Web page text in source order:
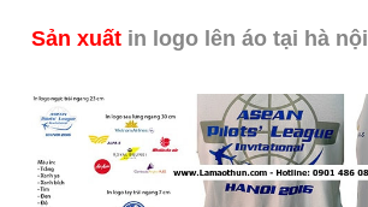
Sản xuất in logo lên áo tại hà nội